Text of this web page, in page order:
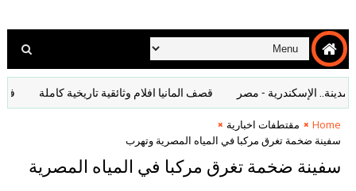
الإسكندرية - مصر قصف المانيا افلام وثائقية تاريخية كاملة فيلم
Home
مقتطفات اخبارية
سفينة ضخمة تغرق مركبا في المياه المصرية وتهرب
سفينة ضخمة تغرق مركبا في المياه المصرية